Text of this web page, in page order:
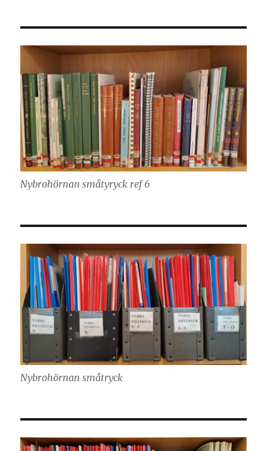
Nybrohörnan småtyryck ref 6
Nybrohörnan småtryck